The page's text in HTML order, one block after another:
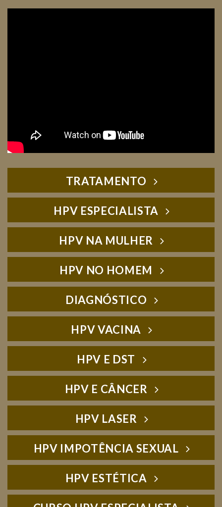
TRATAMENTO
HPV ESPECIALISTA
HPV NA MULHER
HPV NO HOMEM
DIAGNÓSTICO
HPV VACINA
HPV E DST
HPV E CÂNCER
HPV LASER
HPV IMPOTÊNCIA SEXUAL
HPV ESTÉTICA